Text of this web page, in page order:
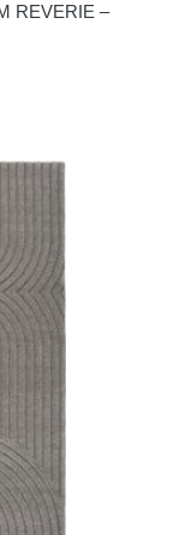
REVERIE –